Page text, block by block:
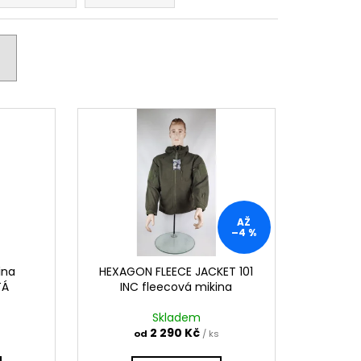
AŽ
–4 %
HEXAGON FLEECE JACKET 101
INC fleecová mikina
Skladem
od 2 290 Kč / ks